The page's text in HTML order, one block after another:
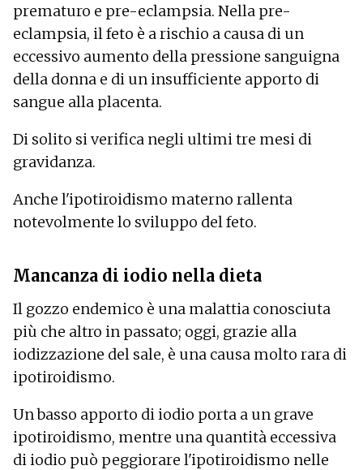
prematuro e pre-eclampsia. Nella pre-
eclampsia, il feto è a rischio a causa di un
eccessivo aumento della pressione sanguigna
della donna e di un insufficiente apporto di
sangue alla placenta.
Di solito si verifica negli ultimi tre mesi di
gravidanza.
Anche l'ipotiroidismo materno rallenta
notevolmente lo sviluppo del feto.
Mancanza di iodio nella dieta
Il gozzo endemico è una malattia conosciuta
più che altro in passato; oggi, grazie alla
iodizzazione del sale, è una causa molto rara di
ipotiroidismo.
Un basso apporto di iodio porta a un grave
ipotiroidismo, mentre una quantità eccessiva
di iodio può peggiorare l'ipotiroidismo nelle